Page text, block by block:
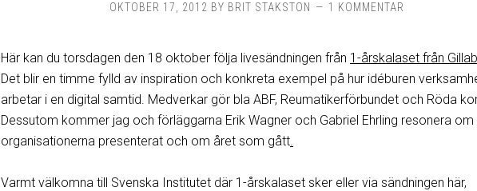
OKTOBER 17, 2012 BY BRIT STAKSTON 1 KOMMENTAR
Här kan du torsdagen den 18 oktober följa livesändningen från 1-årskalaset från
Det blir en timme fylld av inspiration och konkreta exempel på hur idéburen
arbetar i en digital samtid. Medverkar gör bla ABF, Reumatikerförbundet och Röda
Dessutom kommer jag och förläggarna Erik Wagner och Gabriel Ehrling resonera
organisationerna presenterat och om året som gått.
Varmt välkomna till Svenska Institutet där 1-årskalaset sker eller via sändningen här,